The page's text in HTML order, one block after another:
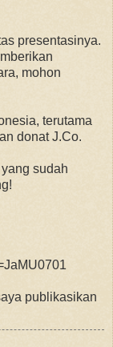
presentasinya.
mohon
terutama
donat J.Co.
sudah
publikasikan